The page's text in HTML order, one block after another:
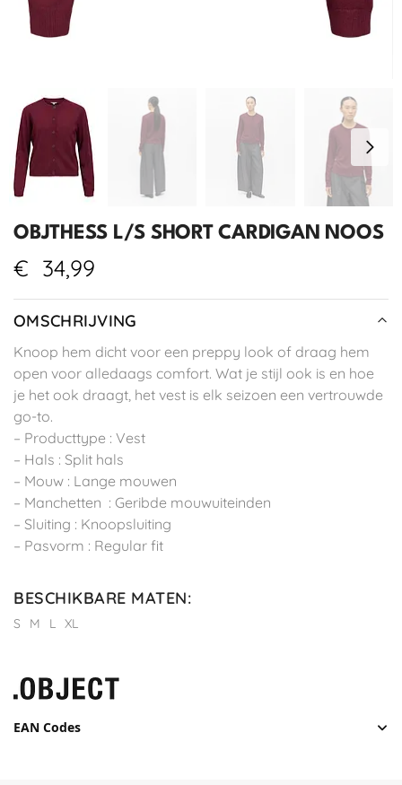
OBJTHESS L/S SHORT CARDIGAN NOOS
€ 34,99
OMSCHRIJVING
Knoop hem dicht voor een preppy look of draag hem
open voor alledaags comfort. Wat je stijl ook is en hoe
je het ook draagt, het vest is elk seizoen een vertrouwde
go-to.
– Producttype : Vest
– Hals : Split hals
– Mouw : Lange mouwen
– Manchetten : Geribde mouwuiteinden
– Sluiting : Knoopsluiting
– Pasvorm : Regular fit
BESCHIKBARE MATEN:
S M L XL
EAN Codes